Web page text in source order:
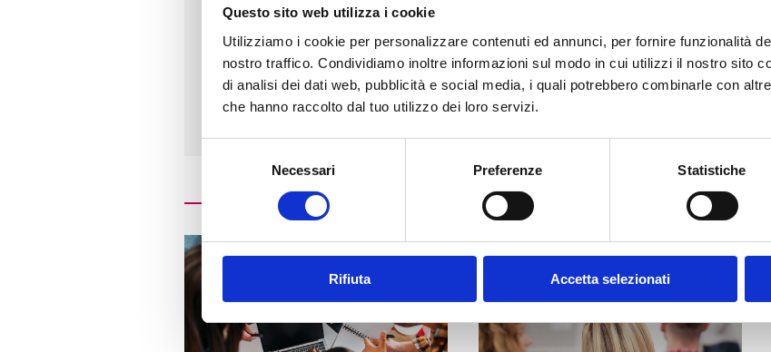
Questo sito web utilizza i cookie
Utilizziamo i cookie per personalizzare contenuti ed annunci, per fornire funzionalità
nostro traffico. Condividiamo inoltre informazioni sul modo in cui utilizzi il nostro sito
di analisi dei dati web, pubblicità e social media, i quali potrebbero combinarle con
che hanno raccolto dal tuo utilizzo dei loro servizi.
Necessari Preferenze Statistiche
Rifiuta Accetta selezionati
Indirizzo
RISORGIMENTO, 1
20077 - MELEGNANO (MI)